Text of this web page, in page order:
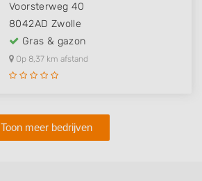
Voorsterweg 40
8042AD Zwolle
Gras & gazon
Op 8,37 km afstand
Toon meer bedrijven